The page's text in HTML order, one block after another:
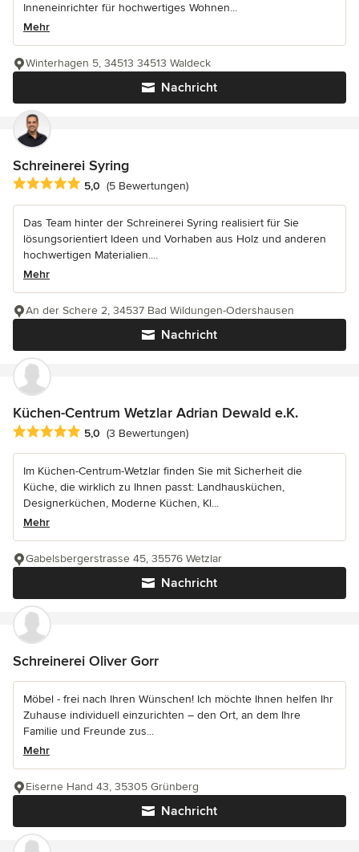
Inneneinrichter für hochwertiges Wohnen...
Mehr
Nachricht
Winterhagen 5, 34513 34513 Waldeck
Schreinerei Syring
Durchschnittliche Bewertung: 5 von 5 Sternen
5,0 (5 Bewertungen)
Das Team hinter der Schreinerei Syring realisiert für Sie
lösungsorientiert Ideen und Vorhaben aus Holz und anderen
hochwertigen Materialien....
Mehr
Nachricht
An der Schere 2, 34537 Bad Wildungen-Odershausen
Küchen-Centrum Wetzlar Adrian Dewald e.K.
Durchschnittliche Bewertung: 5 von 5 Sternen
5,0 (3 Bewertungen)
Im Küchen-Centrum-Wetzlar finden Sie mit Sicherheit die
Küche, die wirklich zu Ihnen passt: Landhausküchen,
Designerküchen, Moderne Küchen, Kl...
Mehr
Nachricht
Gabelsbergerstrasse 45, 35576 Wetzlar
Schreinerei Oliver Gorr
Möbel - frei nach Ihren Wünschen! Ich möchte Ihnen helfen Ihr
Zuhause individuell einzurichten – den Ort, an dem Ihre
Familie und Freunde zus...
Mehr
Nachricht
Eiserne Hand 43, 35305 Grünberg